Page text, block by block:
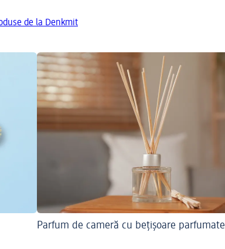
de la Denkmit
Parfum de cameră cu bețișoare parfumate